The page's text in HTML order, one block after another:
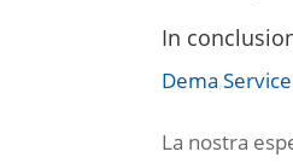
In
Dema
La nostra